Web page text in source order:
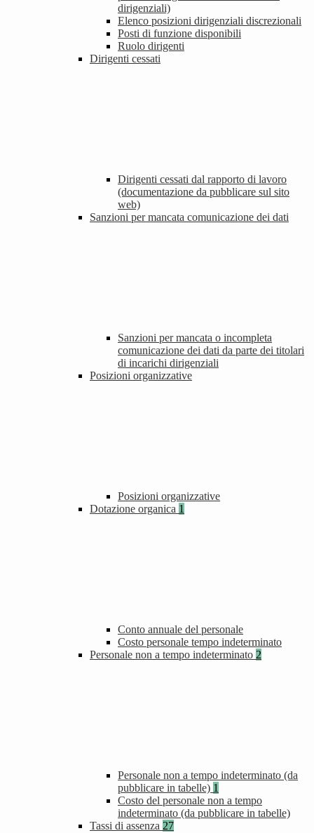
dirigenziali)
Elenco posizioni dirigenziali discrezionali
Posti di funzione disponibili
Ruolo dirigenti
Dirigenti cessati
Dirigenti cessati dal rapporto di lavoro
(documentazione da pubblicare sul sito
web)
Sanzioni per mancata comunicazione dei dati
Sanzioni per mancata o incompleta
comunicazione dei dati da parte dei titolari
di incarichi dirigenziali
Posizioni organizzative
Posizioni organizzative
Dotazione organica 1
Conto annuale del personale
Costo personale tempo indeterminato
Personale non a tempo indeterminato 2
Personale non a tempo indeterminato (da
pubblicare in tabelle) 1
Costo del personale non a tempo
indeterminato (da pubblicare in tabelle)
Tassi di assenza 27